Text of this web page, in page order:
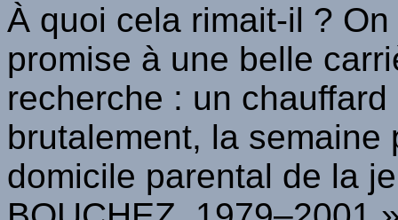
À quoi cela rimait-il ?
promise à une belle
recherche : un
brutalement, la
domicile parental de la